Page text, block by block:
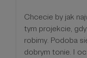
Chcecie by jak
tym projekcie,
robimy. Podoba
dobrym tonie. I